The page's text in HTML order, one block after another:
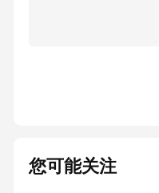
解析：“元曲四大
考点
您可能关注